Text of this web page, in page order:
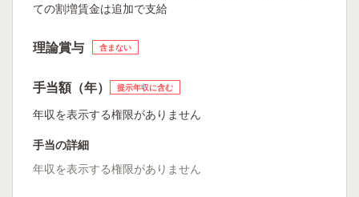
ての割増賃金は追加で支給
理論賞与 含まない
手当額（年） 提示年収に含む
年収を表示する権限がありません
手当の詳細
年収を表示する権限がありません